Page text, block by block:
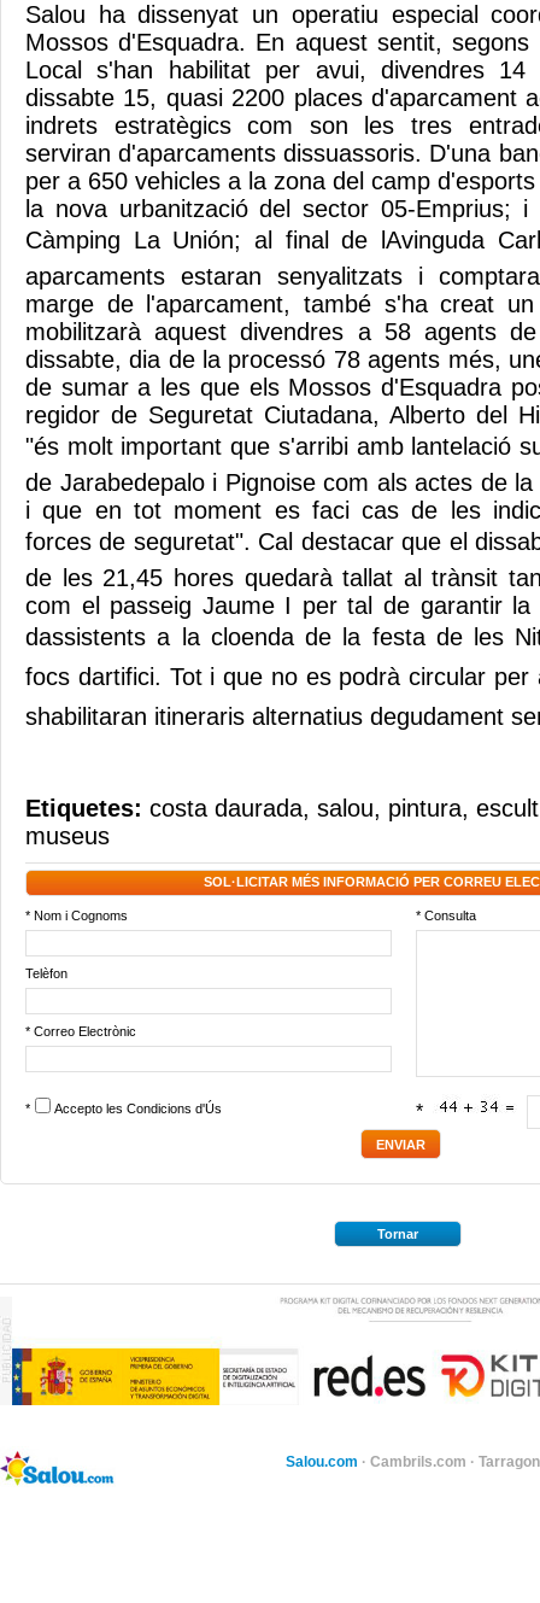
Salou ha dissenyat un operatiu especial
Mossos d'Esquadra. En aquest sentit,
Local s'han habilitat per avui, divendres
dissabte 15, quasi 2200 places d'aparcament
indrets estratègics com son les tres
serviran d'aparcaments dissuassoris. D'una
per a 650 vehicles a la zona del camp
la nova urbanització del sector 05-Emprius;
Càmping La Unión; al final de lAvinguda
aparcaments estaran senyalitzats i
marge de l'aparcament, també s'ha creat
mobilitzarà aquest divendres a 58 agents
dissabte, dia de la processó 78 agents més,
de sumar a les que els Mossos d'Esquadra
regidor de Seguretat Ciutadana, Alberto del
"és molt important que s'arribi amb lantelació
de Jarabedepalo i Pignoise com als actes de
i que en tot moment es faci cas de les
forces de seguretat". Cal destacar que el
de les 21,45 hores quedarà tallat al trànsit
com el passeig Jaume I per tal de garantir la
dassistents a la cloenda de la festa de les
focs dartifici. Tot i que no es podrà circular
shabilitaran itineraris alternatius degudament
Etiquetes: costa daurada, salou, pintura,
museus
SOL·LICITAR MÉS INFORMACIÓ PER CORREU
* Nom i Cognoms * Consulta
Telèfon
* Correo Electrònic
* Accepto les Condicions d'Ús *
Tornar
Salou.com · Cambrils.com ·